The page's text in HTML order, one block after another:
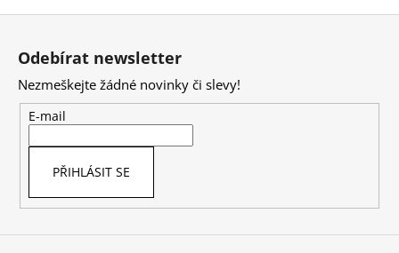
Z
Odebírat newsletter
Nezmeškejte žádné novinky či slevy!
E-mail
PŘIHLÁSIT SE